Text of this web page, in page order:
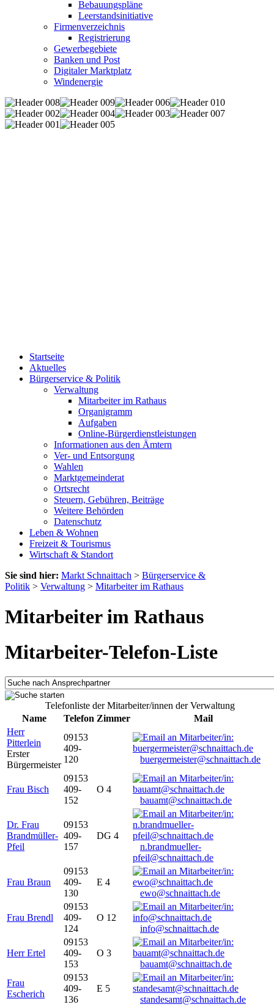
Bebauungspläne
Leerstandsinitiative
Firmenverzeichnis
Registrierung
Gewerbegebiete
Banken und Post
Digitaler Marktplatz
Windenergie
Startseite
Aktuelles
Bürgerservice & Politik
Verwaltung
Mitarbeiter im Rathaus
Organigramm
Aufgaben
Online-Bürgerdienstleistungen
Informationen aus den Ämtern
Ver- und Entsorgung
Wahlen
Marktgemeinderat
Ortsrecht
Steuern, Gebühren, Beiträge
Weitere Behörden
Datenschutz
Leben & Wohnen
Freizeit & Tourismus
Wirtschaft & Standort
Sie sind hier: Markt Schnaittach > Bürgerservice &
Politik > Verwaltung > Mitarbeiter im Rathaus
Mitarbeiter im Rathaus
Mitarbeiter-Telefon-Liste
Telefonliste der Mitarbeiter/innen der Verwaltung
Name
Telefon Zimmer
Mail
Herr
Pitterlein
Erster
Bürgermeister
09153
409-
120
buergermeister@schnaittach.de
Frau Bisch
09153
409-
152
O 4
bauamt@schnaittach.de
Dr. Frau
Brandmüller-
Pfeil
09153
409-
157
DG 4
n.brandmueller-
pfeil@schnaittach.de
Frau Braun
09153
409-
130
E 4
ewo@schnaittach.de
Frau Brendl
09153
409-
124
O 12
info@schnaittach.de
Herr Ertel
09153
409-
153
O 3
bauamt@schnaittach.de
Frau
Escherich
09153
409-
136
E 5
standesamt@schnaittach.de